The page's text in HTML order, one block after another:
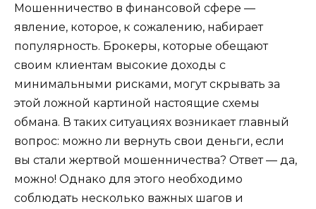
Мошенничество в финансовой сфере —
явление, которое, к сожалению, набирает
популярность. Брокеры, которые обещают
своим клиентам высокие доходы с
минимальными рисками, могут скрывать за
этой ложной картиной настоящие схемы
обмана. В таких ситуациях возникает главный
вопрос: можно ли вернуть свои деньги, если
вы стали жертвой мошенничества? Ответ — да,
можно! Однако для этого необходимо
соблюдать несколько важных шагов и